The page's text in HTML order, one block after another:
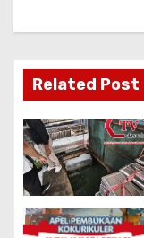
Related Post